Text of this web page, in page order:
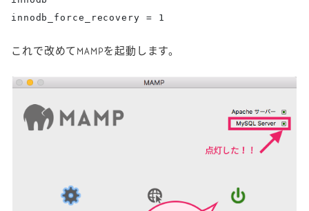
innodb_force_recovery = 1
これで改めてMAMPを起動します。